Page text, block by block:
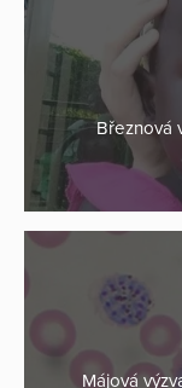
Březnová
Májová